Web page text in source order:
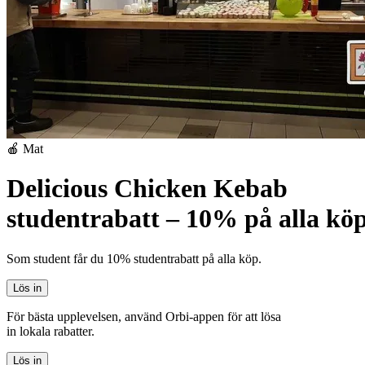
🍎 Mat
Delicious Chicken Kebab
studentrabatt – 10% på alla
Som student får du 10% studentrabatt på alla köp.
Lös in
För bästa upplevelsen, använd Orbi-appen för att lösa
in lokala rabatter.
Lös in